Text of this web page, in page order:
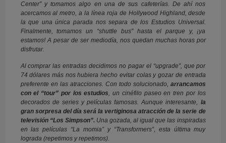
Center” y tomamos algo en una de sus cafeterías. De ahí nos
acercamos al metro, a la línea roja de Hollywood Highland, desde
la que una única parada nos separa de los Estudios Universal.
Finalmente, tomamos un “shuttle bus” hasta el parque y, ¡ya
estamos! A pesar de ser mediodía, nos quedan muchas horas por
disfrutar.
Al comprar las entradas decidimos no pagar el “upgrade”, que por
74 dólares más nos hubiera hecho evitar colas y gozar de entrada
preferente en las atracciones. Con todo solucionado, arrancamos
con el “tour” por los estudios, un cinéfilo paseo en tren por los
decorados de series y películas famosas. Aunque interesante, la
gran sorpresa del día será la vertiginosa atracción de la serie de
televisión “Los Simpson”. Una gozada, al igual que las inspiradas
en las películas “La momia” y “Transformers”, esta última muy
lograda (repetimos y repetimos).